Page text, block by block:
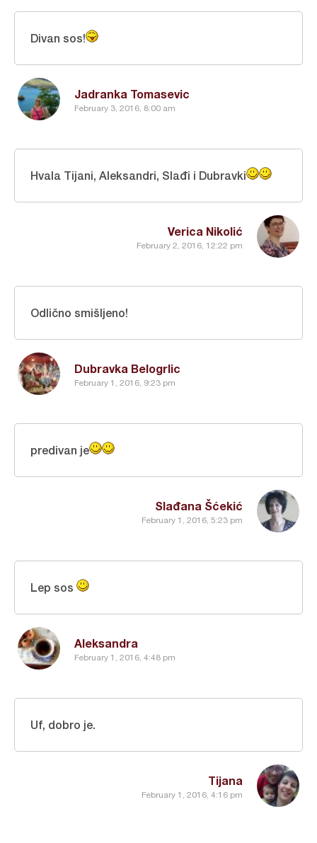
Jadranka Tomasevic
February 3, 2016, 8:00 am
Divan sos!
Verica Nikolić
February 2, 2016, 12:22 pm
Hvala Tijani, Aleksandri, Slađi i Dubravki
Dubravka Belogrlic
February 1, 2016, 9:23 pm
Odlično smišljeno!
Slađana Šćekić
February 1, 2016, 5:23 pm
predivan je
Aleksandra
February 1, 2016, 4:48 pm
Lep sos
Tijana
February 1, 2016, 4:16 pm
Uf, dobro je.